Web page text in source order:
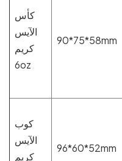
كأس
الآيس
كريم
6oz
90*75*58mm
كوب
الآيس
كريم
96*60*52mm